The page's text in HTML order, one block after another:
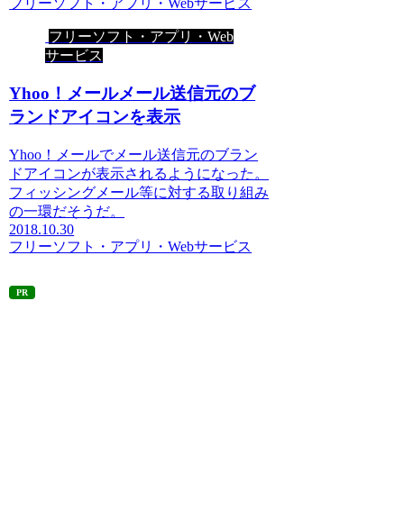
フリーソフト・アプリ・Web
サービス
Yhoo！メールメール送信元のブ
ランドアイコンを表示
Yhoo！メールでメール送信元のブラン
ドアイコンが表示されるようになった。
フィッシングメール等に対する取り組み
の一環だそうだ。
2018.10.30
フリーソフト・アプリ・Webサービス
PR